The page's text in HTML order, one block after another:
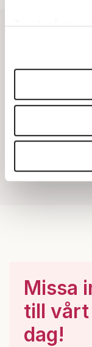
Ta reda på mer
Du kan ändra
helst från cookie-
Vi använder
för sociala
vidarebefordrar
information från
annons- och
Missa
till vårt
dag!